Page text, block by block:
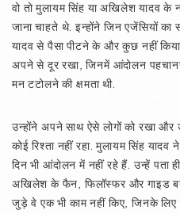
वो तो मुलायम सिंह या अखिलेश यादव के
जाना चाहते थे. इन्होंने जिन एजेंसियों का
यादव से पैसा पीटने के और कुछ नहीं
अपने से दूर रखा, जिनमें आंदोलन
मन टटोलने की क्षमता थी.
उन्होंने अपने साथ ऐसे लोगों को रखा
कोई रिश्ता नहीं रहा. मुलायम सिंह यादव
दिन भी आंदोलन में नहीं रहे हैं. उन्हें पता
अखिलेश के फैन, फिलॉस्फर और गाइड
जुड़े वे एक भी काम नहीं किए, जिनके लिए